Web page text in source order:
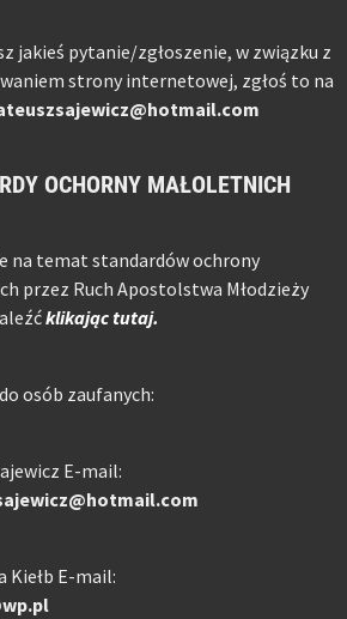
jakieś pytanie/zgłoszenie, w związku z
strony internetowej, zgłoś to na
OCHORNY MAŁOLETNICH
na temat standardów ochrony
przez Ruch Apostolstwa Młodzieży
klikając tutaj.
osób zaufanych:
E-mail:
Kiełb E-mail: